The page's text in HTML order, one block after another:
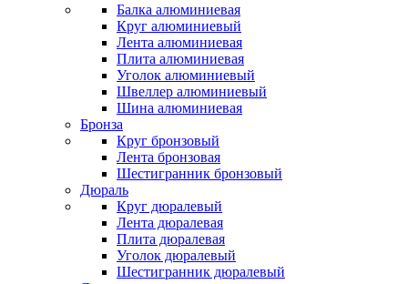
Балка алюминиевая
Круг алюминиевый
Лента алюминиевая
Плита алюминиевая
Уголок алюминиевый
Швеллер алюминиевый
Шина алюминиевая
Бронза
Круг бронзовый
Лента бронзовая
Шестигранник бронзовый
Дюраль
Круг дюралевый
Лента дюралевая
Плита дюралевая
Уголок дюралевый
Шестигранник дюралевый